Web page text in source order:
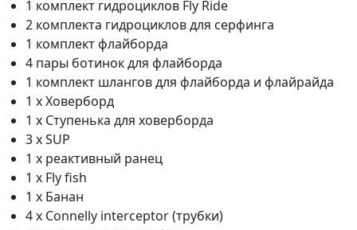
1 комплект гидроциклов Fly Ride
2 комплекта гидроциклов для серфинга
1 комплект флайборда
4 пары ботинок для флайборда
1 комплект шлангов для флайборда и флайрайда
1 х Ховерборд
1 х Ступенька для ховерборда
3 х SUP
1 х реактивный ранец
1 х Fly fish
1 х Банан
4 х Connelly interceptor (трубки)